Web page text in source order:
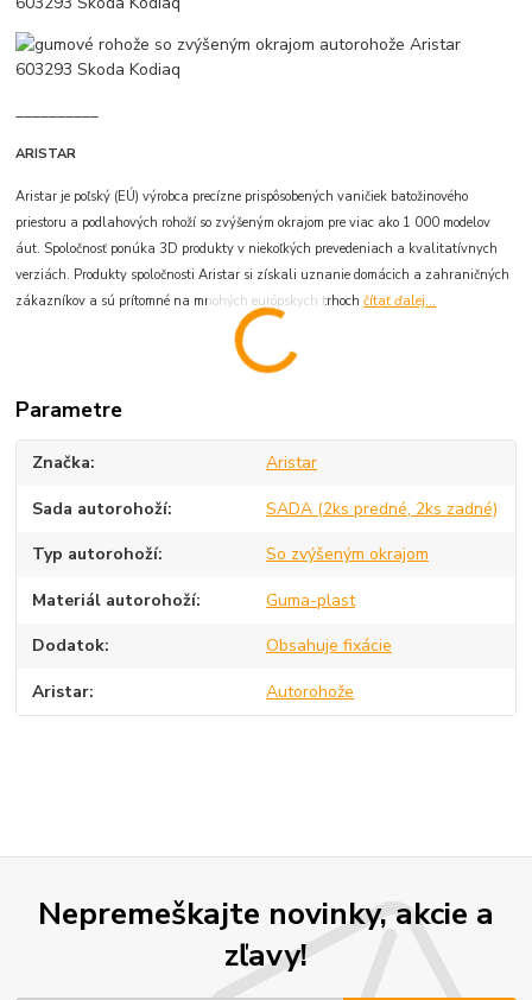
ARISTAR
Aristar je poľský (EÚ) výrobca precízne prispôsobených vaničiek batožinového
priestoru a podlahových rohoží so zvýšeným okrajom pre viac ako 1 000 modelov
áut. Spoločnosť ponúka 3D produkty v niekoľkých prevedeniach a kvalitatívnych
verziách. Produkty spoločnosti Aristar si získali uznanie domácich a zahraničných
zákazníkov a sú prítomné na mnohých európskych trhochčítať ďalej...
Parametre
Značka Aristar
Sada autorohoží SADA (2ks predné, 2ks zadné)
Typ autorohoží So zvýšeným okrajom
Materiál autorohoží Guma-plast
Dodatok Obsahuje fixácie
Aristar Autorohože
Nepremeškajte novinky, akcie a
zľavy!